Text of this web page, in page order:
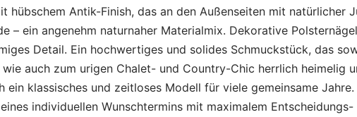
hübschem Antik-Finish, das an den Außenseiten mit natürlicher
– ein angenehm naturnaher Materialmix. Dekorative
Detail. Ein hochwertiges und solides Schmuckstück, das
wie auch zum urigen Chalet- und Country-Chic herrlich heimelig
ein klassisches und zeitloses Modell für viele gemeinsame Jahre.
individuellen Wunschtermins mit maximalem Entscheidungs-